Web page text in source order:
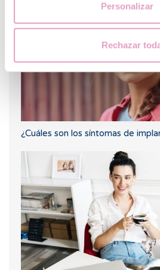
Personalizar
Rechazar
¿Cuáles son los síntomas de